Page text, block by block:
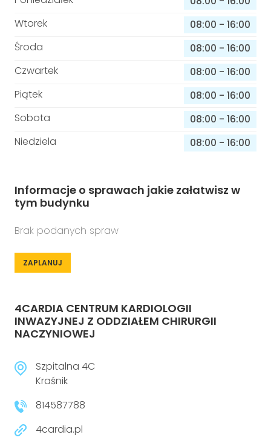
Wtorek
08:00 - 16:00
Środa
08:00 - 16:00
Czwartek
08:00 - 16:00
Piątek
08:00 - 16:00
Sobota
08:00 - 16:00
Niedziela
08:00 - 16:00
Informacje o sprawach jakie załatwisz w
tym budynku
Brak podanych spraw
ZAPLANUJ
4CARDIA CENTRUM KARDIOLOGII
INWAZYJNEJ Z ODDZIAŁEM CHIRURGII
NACZYNIOWEJ
Szpitalna 4C
Kraśnik
814587788
4cardia.pl